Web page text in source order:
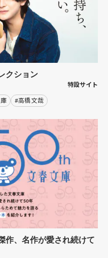
クション
特設サイト
#高橋 文哉
作、名作が愛され続けて